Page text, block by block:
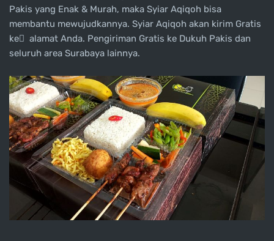
Pakis yang Enak & Murah, maka Syiar Aqiqoh bisa
membantu mewujudkannya. Syiar Aqiqoh akan kirim Gratis
ke ِ alamat Anda. Pengiriman Gratis ke Dukuh Pakis dan
seluruh area Surabaya lainnya.